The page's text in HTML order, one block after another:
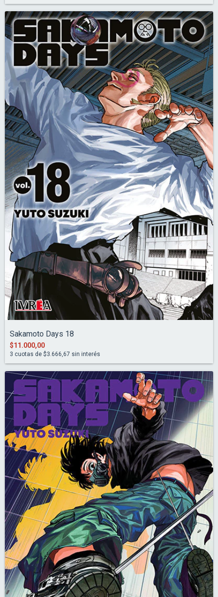
Sakamoto Days 18
$11.000,00
3 cuotas de $3.666,67 sin interés